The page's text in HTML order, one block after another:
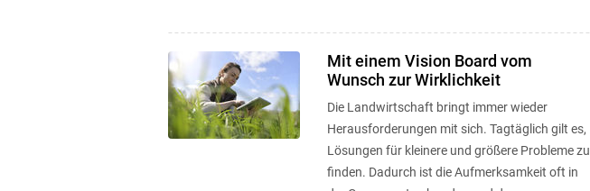
Mit einem Vision Board vom
Wunsch zur Wirklichkeit
Die Landwirtschaft bringt immer wieder
Herausforderungen mit sich. Tagtäglich gilt es,
Lösungen für kleinere und größere Probleme zu
finden. Dadurch ist die Aufmerksamkeit oft in